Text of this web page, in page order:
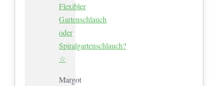
Flexibler
Gartenschlauch
oder
Spiralgartenschlauch?
☆
Margot